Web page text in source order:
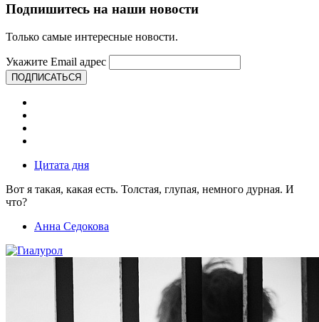
Подпишитесь на наши новости
Только самые интересные новости.
Укажите Email адрес
ПОДПИСАТЬСЯ
Цитата дня
Вот я такая, какая есть. Толстая, глупая, немного дурная. И
что?
Анна Седокова